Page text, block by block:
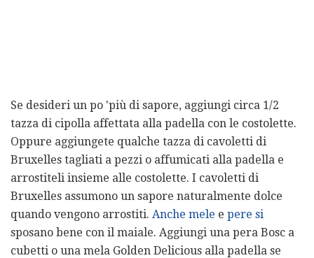
Se desideri un po 'più di sapore, aggiungi circa 1/2
tazza di cipolla affettata alla padella con le costolette.
Oppure aggiungete qualche tazza di cavoletti di
Bruxelles tagliati a pezzi o affumicati alla padella e
arrostiteli insieme alle costolette. I cavoletti di
Bruxelles assumono un sapore naturalmente dolce
quando vengono arrostiti. Anche mele e pere si
sposano bene con il maiale. Aggiungi una pera Bosc a
cubetti o una mela Golden Delicious alla padella se